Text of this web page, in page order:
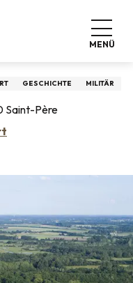
MENÜ
GESCHICHTE MILITÄR
Saint-Père